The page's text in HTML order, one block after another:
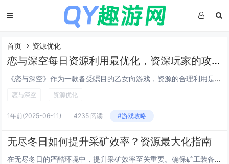
首页 资源优化
恋与深空每日资源利用最优化，资深玩家的攻略秘籍
《恋与深空》作为一款备受瞩目的乙女向游戏，资源的合理利用是玩家提升角色实力和游戏体验的关键。资深玩家总结出的每日资源优化攻略，主要集中在任务规划、体力分配与道具使用上。优先完成高回报活动，如限时副本或双倍掉落时段的任务，能最大化资源收益。建...
恋与深空 资源优化
1年前(2025-06-11) 4235 阅读 #游戏攻略
无尽冬日如何提升采矿效率？资源最大化指南
在无尽冬日的严酷环境中，提升采矿效率至关重要。确保矿工装备适合寒冷天气，使用保暖且轻便的防护服，以维持工作效率。优化采矿路径，选择最短、最安全的路线，减少能量消耗。采用先进的钻探技术与自动化设备，提高挖掘速度和精准度。合理安排工作时间，避开...